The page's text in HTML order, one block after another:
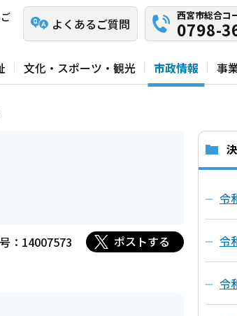
よくあるご質問
西宮市総合コ
0798-
文化・スポーツ・観光 市政情報 事
：14007573 ポストする
令
令
令